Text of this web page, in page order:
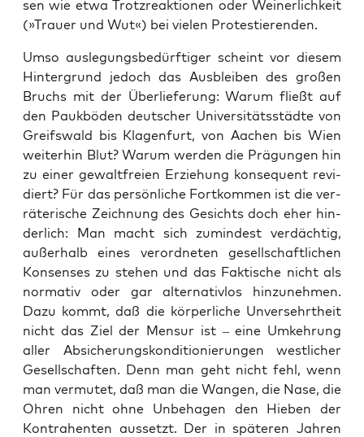
sen wie etwa Trotz­re­ak­tio­nen oder Wei­ner­lich­keit
(»Trau­er und Wut«) bei vie­len Protestierenden.
Umso aus­le­gungs­be­dürf­ti­ger scheint vor die­sem
Hin­ter­grund jedoch das Aus­blei­ben des gro­ßen
Bruchs mit der Über­lie­fe­rung: War­um fließt auf
den Pauk­bö­den deut­scher Uni­ver­si­täts­städ­te von
Greifs­wald bis Kla­gen­furt, von Aachen bis Wien
wei­ter­hin Blut? War­um wer­den die Prä­gun­gen hin
zu einer gewalt­frei­en Erzie­hung kon­se­quent revi­
diert? Für das per­sön­li­che Fort­kom­men ist die ver­
rä­te­ri­sche Zeich­nung des Gesichts doch eher hin­
der­lich: Man macht sich zumin­dest ver­däch­tig,
außer­halb eines ver­ord­ne­ten gesell­schaft­li­chen
Kon­sen­ses zu ste­hen und das Fak­ti­sche nicht als
nor­ma­tiv oder gar alter­na­tiv­los hin­zu­neh­men.
Dazu kommt, daß die kör­per­li­che Unver­sehrt­heit
nicht das Ziel der Men­sur ist – eine Umkeh­rung
aller Absi­che­rungs­kon­di­tio­nie­run­gen west­li­cher
Gesell­schaf­ten. Denn man geht nicht fehl, wenn
man ver­mu­tet, daß man die Wan­gen, die Nase, die
Ohren nicht ohne Unbe­ha­gen den Hie­ben der
Kon­tra­hen­ten aus­setzt. Der in spä­te­ren Jah­ren